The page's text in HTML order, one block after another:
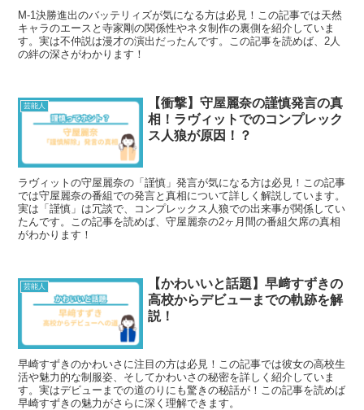
M-1決勝進出のバッテリィズが気になる方は必見！この記事では天然
キャラのエースと寺家剛の関係性やネタ制作の裏側を紹介していま
す。実は不仲説は漫才の演出だったんです。この記事を読めば、2人
の絆の深さがわかります！
芸能人
【衝撃】守屋麗奈の謹慎発言の真
相！ラヴィットでのコンプレック
ス人狼が原因！？
ラヴィットの守屋麗奈の「謹慎」発言が気になる方は必見！この記事
では守屋麗奈の番組での発言と真相について詳しく解説しています。
実は「謹慎」は冗談で、コンプレックス人狼での出来事が関係してい
たんです。この記事を読めば、守屋麗奈の2ヶ月間の番組欠席の真相
がわかります！
芸能人
【かわいいと話題】早﨑すずきの
高校からデビューまでの軌跡を解
説！
早崎すずきのかわいさに注目の方は必見！この記事では彼女の高校生
活や魅力的な制服姿、そしてかわいさの秘密を詳しく紹介していま
す。実はデビューまでの道のりにも驚きの秘話が！この記事を読めば
早崎すずきの魅力がさらに深く理解できます。